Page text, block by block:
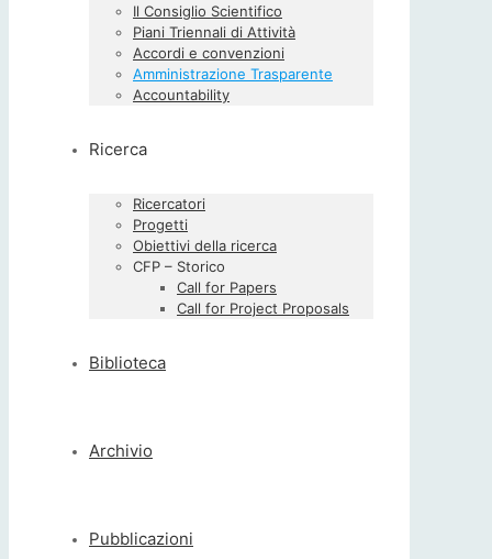
Il Consiglio Scientifico
Piani Triennali di Attività
Accordi e convenzioni
Amministrazione Trasparente
Accountability
Ricerca
Ricercatori
Progetti
Obiettivi della ricerca
CFP – Storico
Call for Papers
Call for Project Proposals
Biblioteca
Archivio
Pubblicazioni